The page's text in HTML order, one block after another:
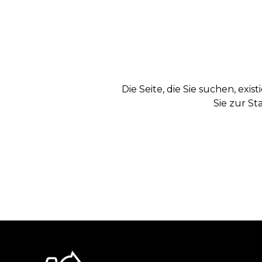
Die Seite, die Sie suchen,
Sie zur